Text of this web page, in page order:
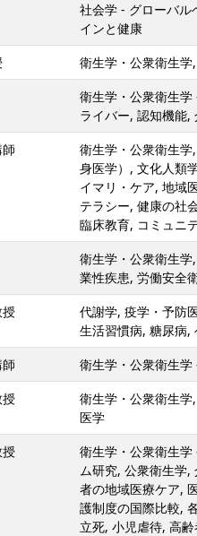
社会学 - グローバル
インと健康
衛生学・公衆衛生
衛生学・公衆衛生
ライバー, 認知機能,
衛生学・公衆衛生
身医学）, 文化人類
イマリ・ケア, 地域
テラシー, 健康の社
臨床教育, コミュニ
衛生学・公衆衛生
業性疾患, 労働安全
代謝学, 疫学・予防
生活習慣病, 糖尿病,
衛生学・公衆衛生
衛生学・公衆衛生
医学
衛生学・公衆衛生
ム研究, 公衆衛生学,
者の地域医療ケア,
護制度の国際比較,
立死, 小児虐待, 高